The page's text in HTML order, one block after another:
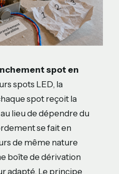
spot en
spots LED, la
spot reçoit la
lieu de dépendre du
se fait en
de même nature
boîte de dérivation
adapté. Le principe